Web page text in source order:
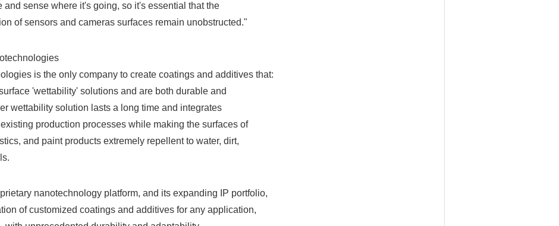
and sense where it's going, so it's essential that the
of sensors and cameras surfaces remain unobstructed."
is the only company to create coatings and additives that:
'wettability' solutions and are both durable and
wettability solution lasts a long time and integrates
production processes while making the surfaces of
and paint products extremely repellent to water, dirt,
nanotechnology platform, and its expanding IP portfolio,
of customized coatings and additives for any application,